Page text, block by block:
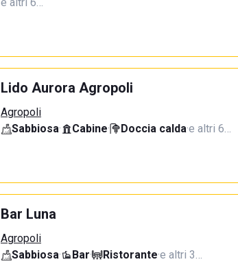
Lido Aurora Agropoli
Agropoli
Sabbiosa· Cabine· Doccia calda·e altri 6…
Bar Luna
Agropoli
Sabbiosa· Bar· Ristorante·e altri 3…